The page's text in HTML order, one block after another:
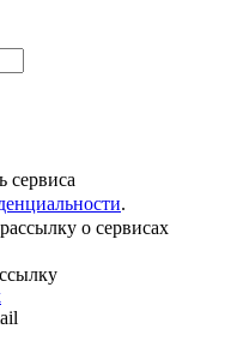
сервиса
.
о сервисах